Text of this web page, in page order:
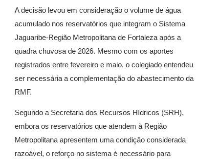
A decisão levou em consideração o volume de água
acumulado nos reservatórios que integram o Sistema
Jaguaribe-Região Metropolitana de Fortaleza após a
quadra chuvosa de 2026. Mesmo com os aportes
registrados entre fevereiro e maio, o colegiado entendeu
ser necessária a complementação do abastecimento da
RMF.
Segundo a Secretaria dos Recursos Hídricos (SRH),
embora os reservatórios que atendem à Região
Metropolitana apresentem uma condição considerada
razoável, o reforço no sistema é necessário para